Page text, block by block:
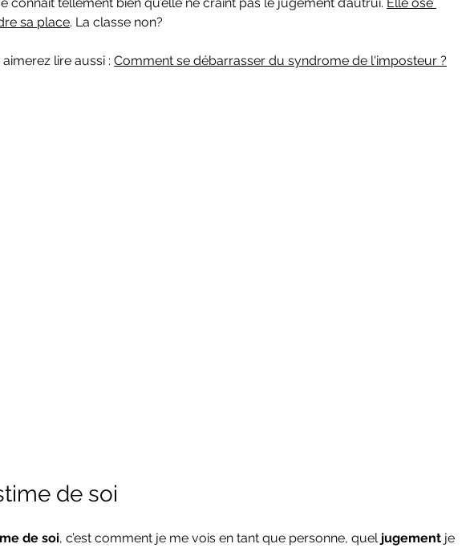
sa place. La classe non?
lire aussi : Comment se débarrasser du syndrome de l'imposteur ?
de soi
de soi, c’est comment je me vois en tant que personne, quel jugement je